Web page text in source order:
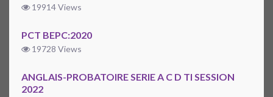
19914 Views
PCT BEPC:2020
19728 Views
ANGLAIS-PROBATOIRE SERIE A C D TI SESSION
2022